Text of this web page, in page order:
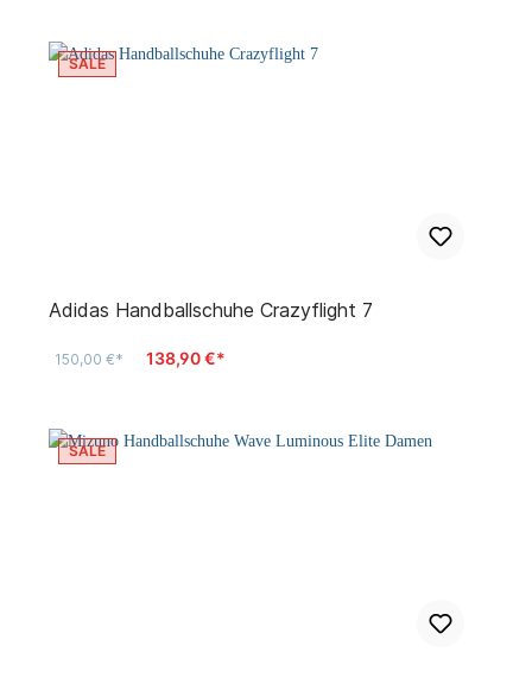
SALE
Adidas Handballschuhe Crazyflight 7
150,00 €* 138,90 €*
SALE